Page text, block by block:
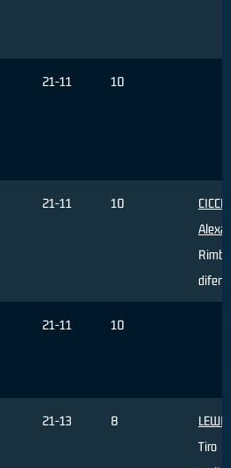
21-11 10
21-11 10
21-11 10
21-13 8
Tiro